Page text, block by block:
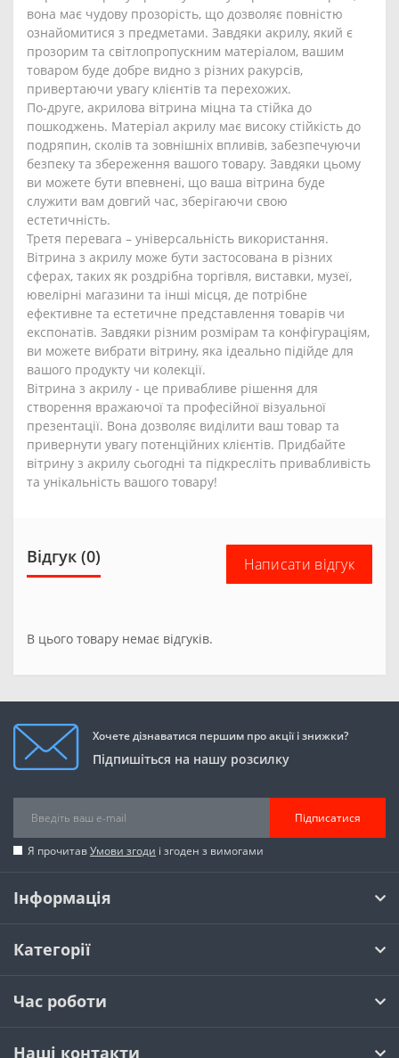
вона має чудову прозорість, що дозволяє повністю
ознайомитися з предметами. Завдяки акрилу, який є
прозорим та світлопропускним матеріалом, вашим
товаром буде добре видно з різних ракурсів,
привертаючи увагу клієнтів та перехожих.
По-друге, акрилова вітрина міцна та стійка до
пошкоджень. Матеріал акрилу має високу стійкість до
подряпин, сколів та зовнішніх впливів, забезпечуючи
безпеку та збереження вашого товару. Завдяки цьому
ви можете бути впевнені, що ваша вітрина буде
служити вам довгий час, зберігаючи свою
естетичність.
Третя перевага – універсальність використання.
Вітрина з акрилу може бути застосована в різних
сферах, таких як роздрібна торгівля, виставки, музеї,
ювелірні магазини та інші місця, де потрібне
ефективне та естетичне представлення товарів чи
експонатів. Завдяки різним розмірам та конфігураціям,
ви можете вибрати вітрину, яка ідеально підійде для
вашого продукту чи колекції.
Вітрина з акрилу - це привабливе рішення для
створення вражаючої та професійної візуальної
презентації. Вона дозволяє виділити ваш товар та
привернути увагу потенційних клієнтів. Придбайте
вітрину з акрилу сьогодні та підкресліть привабливість
та унікальність вашого товару!
Відгук (0) Написати відгук
В цього товару немає відгуків.
Хочете дізнаватися першим про акції і знижки?
Підпишіться на нашу розсилку
Підписатися
Я прочитавУмови згоди і згоден з вимогами
Інформація
Категорії
Час роботи
Наші контакти